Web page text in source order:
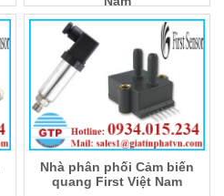
Nhà phân phối Cảm biến
quang First Việt Nam